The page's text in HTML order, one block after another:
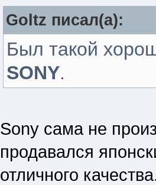
Goltz писал(a):
Был такой
SONY.
Sony сама не
продавался
отличного